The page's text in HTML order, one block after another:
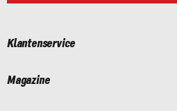
Klantenservice
Magazine